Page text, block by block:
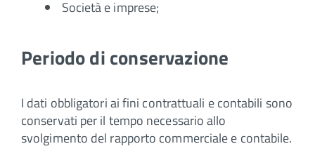
Società e imprese;
Periodo di conservazione
I dati obbligatori ai fini contrattuali e contabili sono
conservati per il tempo necessario allo
svolgimento del rapporto commerciale e contabile.